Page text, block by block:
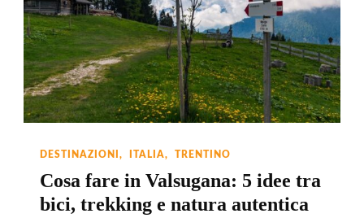
DESTINAZIONI ITALIA TRENTINO
Cosa fare in Valsugana: 5 idee tra
bici, trekking e natura autentica